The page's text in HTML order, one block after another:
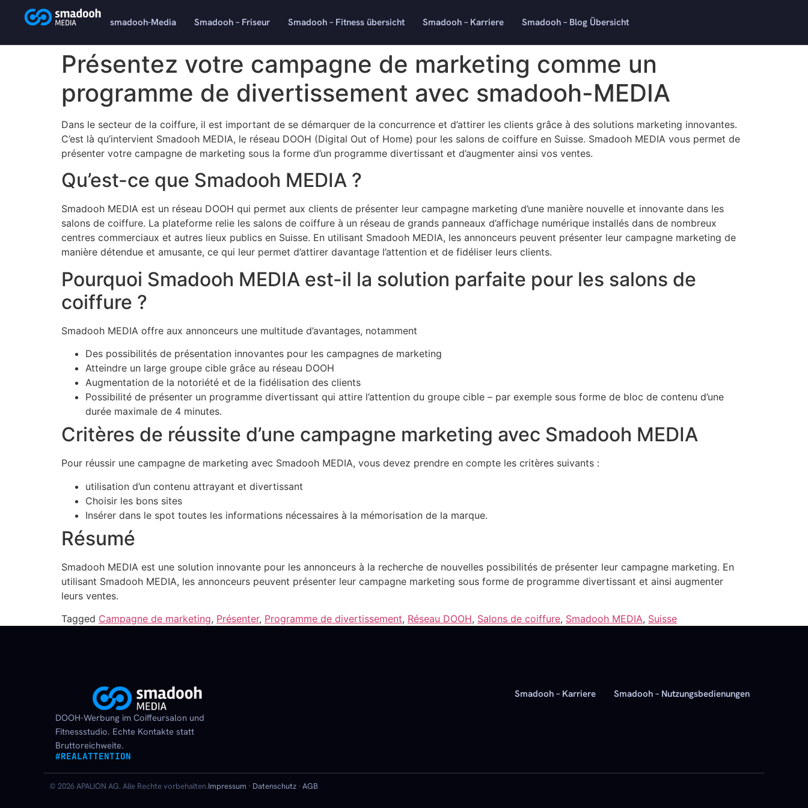
content
smadooh-Media
Smadooh – Friseur Smadooh – Fitness übersicht Smadooh – Karriere Smadooh – Blog Übersicht
Présentez votre campagne de marketing comme un
programme de divertissement avec smadooh-MEDIA
Dans le secteur de la coiffure, il est important de se démarquer de la concurrence et d’attirer les clients grâce à des solutions marketing innovantes.
C’est là qu’intervient Smadooh MEDIA, le réseau DOOH (Digital Out of Home) pour les salons de coiffure en Suisse. Smadooh MEDIA vous permet de
présenter votre campagne de marketing sous la forme d’un programme divertissant et d’augmenter ainsi vos ventes.
Qu’est-ce que Smadooh MEDIA ?
Smadooh MEDIA est un réseau DOOH qui permet aux clients de présenter leur campagne marketing d’une manière nouvelle et innovante dans les
salons de coiffure. La plateforme relie les salons de coiffure à un réseau de grands panneaux d’affichage numérique installés dans de nombreux
centres commerciaux et autres lieux publics en Suisse. En utilisant Smadooh MEDIA, les annonceurs peuvent présenter leur campagne marketing de
manière détendue et amusante, ce qui leur permet d’attirer davantage l’attention et de fidéliser leurs clients.
Pourquoi Smadooh MEDIA est-il la solution parfaite pour les salons de
coiffure ?
Smadooh MEDIA offre aux annonceurs une multitude d’avantages, notamment
Des possibilités de présentation innovantes pour les campagnes de marketing
Atteindre un large groupe cible grâce au réseau DOOH
Augmentation de la notoriété et de la fidélisation des clients
Possibilité de présenter un programme divertissant qui attire l’attention du groupe cible – par exemple sous forme de bloc de contenu d’une
durée maximale de 4 minutes.
Critères de réussite d’une campagne marketing avec Smadooh MEDIA
Pour réussir une campagne de marketing avec Smadooh MEDIA, vous devez prendre en compte les critères suivants :
utilisation d’un contenu attrayant et divertissant
Choisir les bons sites
Insérer dans le spot toutes les informations nécessaires à la mémorisation de la marque.
Résumé
Smadooh MEDIA est une solution innovante pour les annonceurs à la recherche de nouvelles possibilités de présenter leur campagne marketing. En
utilisant Smadooh MEDIA, les annonceurs peuvent présenter leur campagne marketing sous forme de programme divertissant et ainsi augmenter
leurs ventes.
Tagged Campagne de marketing, Présenter, Programme de divertissement, Réseau DOOH, Salons de coiffure, Smadooh MEDIA, Suisse
DOOH-Werbung im Coiffeursalon und
Fitnessstudio. Echte Kontakte statt
Bruttoreichweite.
#REALATTENTION
Smadooh – Karriere Smadooh – Nutzungsbedienungen
© 2026 APALION AG. Alle Rechte vorbehalten.Impressum · Datenschutz · AGB